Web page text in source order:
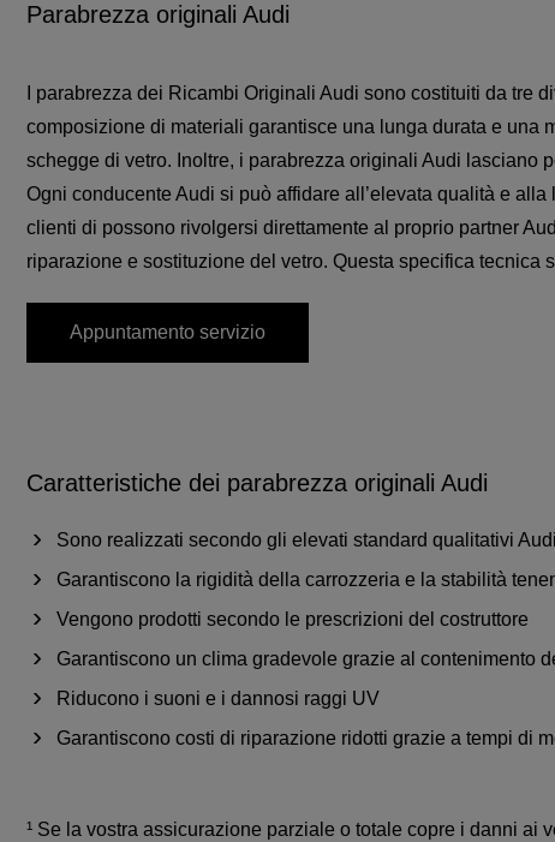
Parabrezza originali Audi
I parabrezza dei Ricambi Originali Audi sono costituiti da tre
composizione di materiali garantisce una lunga durata e
schegge di vetro. Inoltre, i parabrezza originali Audi lasciano
Ogni conducente Audi si può affidare all’elevata qualità e
clienti di possono rivolgersi direttamente al proprio partner
riparazione e sostituzione del vetro. Questa specifica tecnica
Appuntamento servizio
Caratteristiche dei parabrezza originali Audi
Sono realizzati secondo gli elevati standard qualitativi
Garantiscono la rigidità della carrozzeria e la stabilità
Vengono prodotti secondo le prescrizioni del costruttore
Garantiscono un clima gradevole grazie al contenimento
Riducono i suoni e i dannosi raggi UV
Garantiscono costi di riparazione ridotti grazie a tempi di
¹ Se la vostra assicurazione parziale o totale copre i danni ai